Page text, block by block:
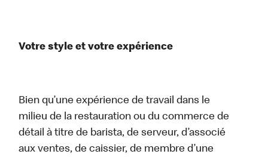
Votre style et votre expérience
Bien qu’une expérience de travail dans le
milieu de la restauration ou du commerce de
détail à titre de barista, de serveur, d’associé
aux ventes, de caissier, de membre d’une